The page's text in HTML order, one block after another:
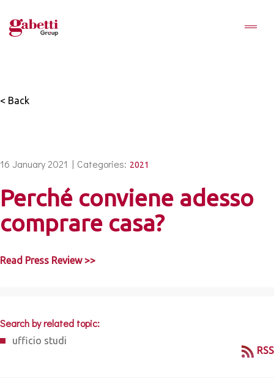
< Back
16 January 2021 | Categories: 2021
Perché conviene adesso
comprare casa?
Read Press Review >>
Search by related topic:
ufficio studi
RSS